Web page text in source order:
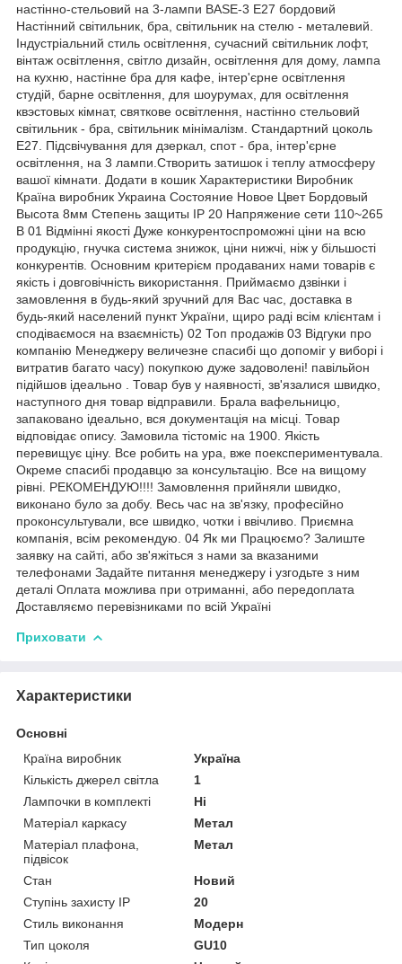
настінно-стельовий на 3-лампи BASE-3 E27 бордовий
Настінний світильник, бра, світильник на стелю - металевий.
Індустріальний стиль освітлення, сучасний світильник лофт,
вінтаж освітлення, світло дизайн, освітлення для дому, лампа
на кухню, настінне бра для кафе, інтер'єрне освітлення
студій, барне освітлення, для шоурумах, для освітлення
квэстовых кімнат, святкове освітлення, настінно стельовий
світильник - бра, світильник мінімалізм. Стандартний цоколь
Е27. Підсвічування для дзеркал, спот - бра, інтер'єрне
освітлення, на 3 лампи.Створить затишок і теплу атмосферу
вашої кімнати. Додати в кошик Характеристики Виробник
Країна виробник Украина Состояние Новое Цвет Бордовый
Высота 8мм Степень защиты IP 20 Напряжение сети 110~265
В 01 Відмінні якості Дуже конкурентоспроможні ціни на всю
продукцію, гнучка система знижок, ціни нижчі, ніж у більшості
конкурентів. Основним критерієм продаваних нами товарів є
якість і довговічність використання. Приймаємо дзвінки і
замовлення в будь-який зручний для Вас час, доставка в
будь-який населений пункт України, щиро раді всім клієнтам і
сподіваємося на взаємність) 02 Топ продажів 03 Відгуки про
компанію Менеджеру величезне спасибі що допоміг у виборі і
витратив багато часу) покупкою дуже задоволені! павільйон
підійшов ідеально . Товар був у наявності, зв'язалися швидко,
наступного дня товар відправили. Брала вафельницю,
запаковано ідеально, вся документація на місці. Товар
відповідає опису. Замовила тістоміс на 1900. Якість
перевищує ціну. Все робить на ура, вже поекспериментувала.
Окреме спасибі продавцю за консультацію. Все на вищому
рівні. РЕКОМЕНДУЮ!!!! Замовлення прийняли швидко,
виконано було за добу. Весь час на зв'язку, професійно
проконсультували, все швидко, чотки і ввічливо. Приємна
компанія, всім рекомендую. 04 Як ми Працюємо? Залиште
заявку на сайті, або зв'яжіться з нами за вказаними
телефонами Задайте питання менеджеру і узгодьте з ним
деталі Оплата можлива при отриманні, або передоплата
Доставляємо перевізниками по всій Україні
Приховати
Характеристики
Основні
Країна виробник
Україна
Кількість джерел світла
1
Лампочки в комплекті
Ні
Матеріал каркасу
Метал
Матеріал плафона,
підвісок
Метал
Стан
Новий
Ступінь захисту IP
20
Стиль виконання
Модерн
Тип цоколя
GU10